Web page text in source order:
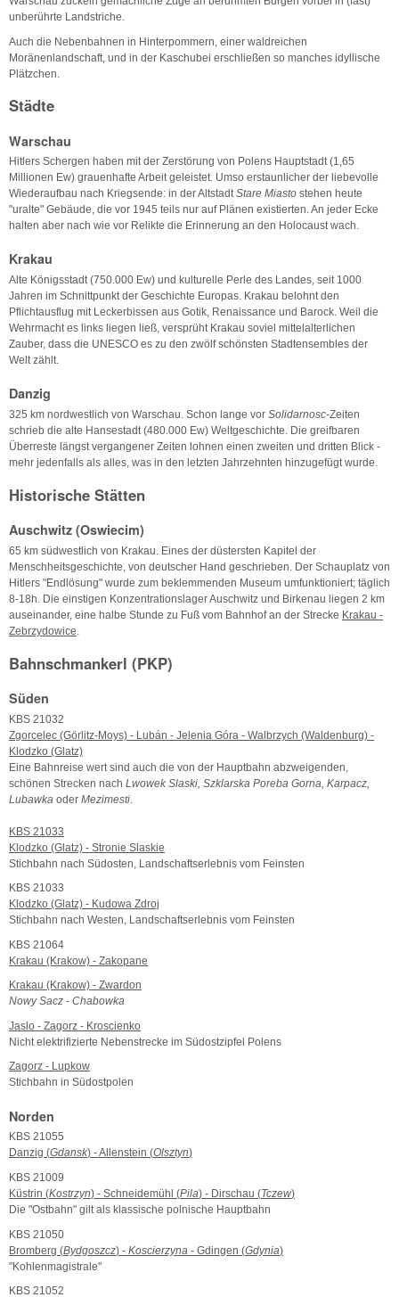
unberührte Landstriche.
Auch die Nebenbahnen in Hinterpommern, einer waldreichen
Moränenlandschaft, und in der Kaschubei erschließen so manches idyllische
Plätzchen.
Städte
Warschau
Hitlers Schergen haben mit der Zerstörung von Polens Hauptstadt (1,65
Millionen Ew) grauenhafte Arbeit geleistet. Umso erstaunlicher der liebevolle
Wiederaufbau nach Kriegsende: in der AltstadtStare Miasto stehen heute
"uralte" Gebäude, die vor 1945 teils nur auf Plänen existierten. An jeder Ecke
halten aber nach wie vor Relikte die Erinnerung an den Holocaust wach.
Krakau
Alte Königsstadt (750.000 Ew) und kulturelle Perle des Landes, seit 1000
Jahren im Schnittpunkt der Geschichte Europas. Krakau belohnt den
Pflichtausflug mit Leckerbissen aus Gotik, Renaissance und Barock. Weil die
Wehrmacht es links liegen ließ, versprüht Krakau soviel mittelalterlichen
Zauber, dass die UNESCO es zu den zwölf schönsten Stadtensembles der
Welt zählt.
Danzig
325 km nordwestlich von Warschau. Schon lange vor Solidarnosc-Zeiten
schrieb die alte Hansestadt (480.000 Ew) Weltgeschichte. Die greifbaren
Überreste längst vergangener Zeiten lohnen einen zweiten und dritten Blick -
mehr jedenfalls als alles, was in den letzten Jahrzehnten hinzugefügt wurde.
Historische Stätten
Auschwitz (Oswiecim)
65 km südwestlich von Krakau. Eines der düstersten Kapitel der
Menschheitsgeschichte, von deutscher Hand geschrieben. Der Schauplatz von
Hitlers "Endlösung" wurde zum beklemmenden Museum umfunktioniert; täglich
8-18h. Die einstigen Konzentrationslager Auschwitz und Birkenau liegen 2 km
auseinander, eine halbe Stunde zu Fuß vom Bahnhof an der Strecke Krakau -
Zebrzydowice.
Bahnschmankerl (PKP)
Süden
KBS 21032
Zgorcelec (Görlitz-Moys) - Lubán - Jelenia Góra - Walbrzych (Waldenburg) -
Klodzko (Glatz)
Eine Bahnreise wert sind auch die von der Hauptbahn abzweigenden,
schönen Strecken nach Lwowek Slaski, Szklarska Poreba Gorna, Karpacz,
Lubawka oder Mezimesti
KBS 21033
Klodzko (Glatz) - Stronie Slaskie
Stichbahn nach Südosten, Landschaftserlebnis vom Feinsten
KBS 21033
Klodzko (Glatz) - Kudowa Zdroj
Stichbahn nach Westen, Landschaftserlebnis vom Feinsten
KBS 21064
Krakau (Krakow) - Zakopane
Krakau (Krakow) - Zwardon
Nowy Sacz - Chabowka
Jaslo - Zagorz - Kroscienko
Nicht elektrifizierte Nebenstrecke im Südostzipfel Polens
Zagorz - Lupkow
Stichbahn in Südostpolen
Norden
KBS 21055
Danzig (Gdansk) - Allenstein (Olsztyn)
KBS 21009
Küstrin (Kostrzyn) - Schneidemühl (Pila) - Dirschau (Tczew)
Die "Ostbahn" gilt als klassische polnische Hauptbahn
KBS 21050
Bromberg (Bydgoszcz) - Koscierzyna - Gdingen (Gdynia)
"Kohlenmagistrale"
KBS 21052